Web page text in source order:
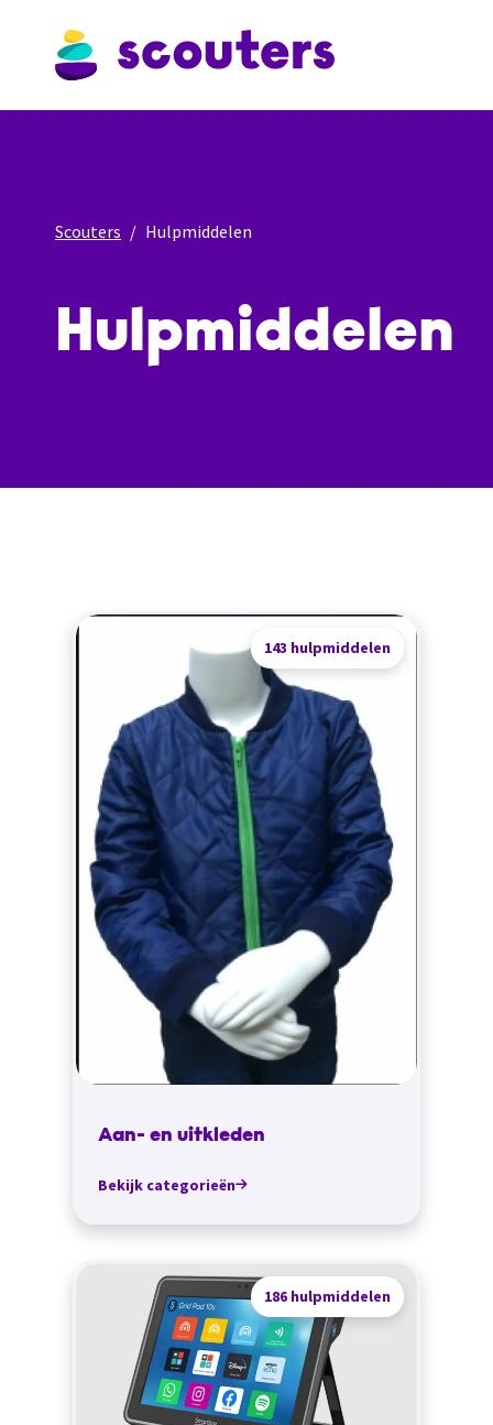
Scouters Hulpmiddelen
Hulpmiddelen
143 hulpmiddelen
Aan- en uitkleden
Bekijk categorieën
186 hulpmiddelen